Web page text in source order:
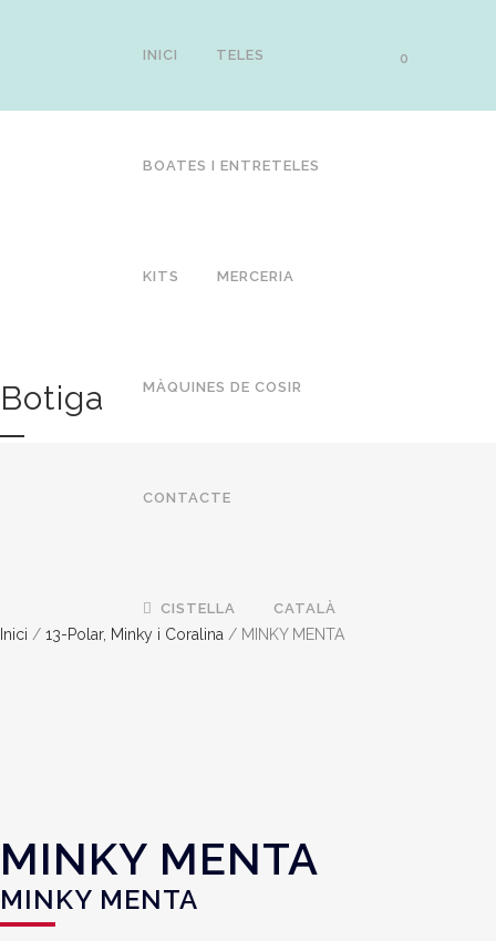
0
INICI TELES
BOATES I ENTRETELES
KITS MERCERIA
MÀQUINES DE COSIR
CONTACTE
CISTELLA CATALÀ
Botiga
Inici / 13-Polar, Minky i Coralina / MINKY MENTA
MINKY MENTA
MINKY MENTA